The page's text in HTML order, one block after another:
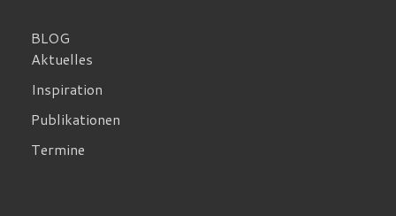
BLOG
Aktuelles
Inspiration
Publikationen
Termine